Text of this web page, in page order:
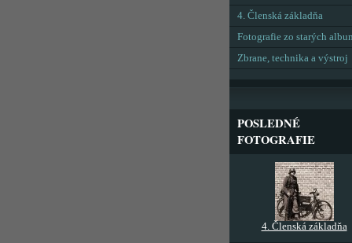
4. Členská základňa
Fotografie zo starých
Zbrane, technika a výstroj
POSLEDNÉ
FOTOGRAFIE
4. Členská základňa